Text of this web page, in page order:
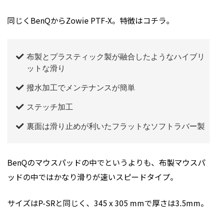
同じくBenQからZowie PTF-X。特徴はコチラ。
布製とプラスティック製が融合したようなハイブリ
ットな滑り
撥水加工でメンテナンスが簡単
ステッチ加工
裏面は滑り止めが利いたフラットなソフトラバー製
BenQのマウスパッドの中でというよりも、布製マウスパ
ッドの中ではかなり滑りが速いスピードタイプ。
サイズはP-SRと同じく、345 x 305 mmで厚さは3.5mm。